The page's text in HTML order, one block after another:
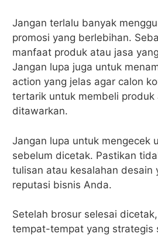
Jangan terlalu banyak
promosi yang berlebihan.
manfaat produk atau jasa
Jangan lupa juga untuk
action yang jelas agar calon
tertarik untuk membeli produk
ditawarkan.
Jangan lupa untuk mengecek
sebelum dicetak. Pastikan
tulisan atau kesalahan desain
reputasi bisnis Anda.
Setelah brosur selesai
tempat-tempat yang strategis